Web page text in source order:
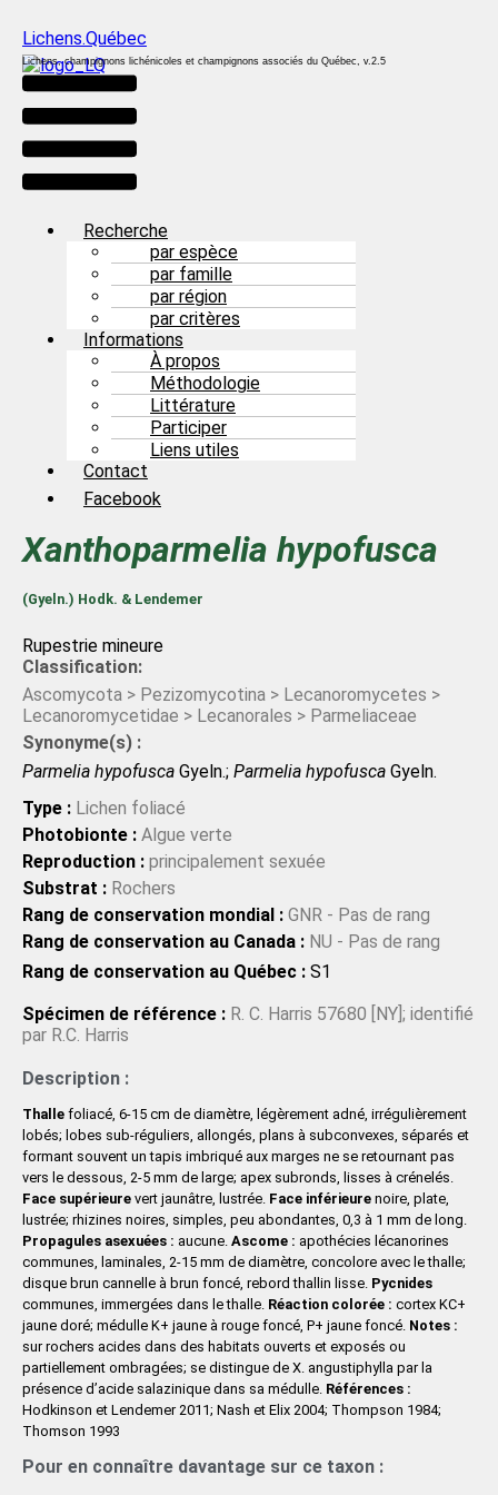
Lichens.Québec
Lichens, champignons lichénicoles et champignons associés du Québec, v.2.5
Menu
Recherche
par espèce
par famille
par région
par critères
Informations
À propos
Méthodologie
Littérature
Participer
Liens utiles
Contact
Facebook
Xanthoparmelia hypofusca
(Gyeln.) Hodk. & Lendemer
Rupestrie mineure
Classification:
Ascomycota > Pezizomycotina > Lecanoromycetes >
Lecanoromycetidae > Lecanorales > Parmeliaceae
Synonyme(s) :
Parmelia hypofusca Gyeln.; Parmelia hypofusca Gyeln.
Type : Lichen foliacé
Photobionte : Algue verte
Reproduction : principalement sexuée
Substrat : Rochers
Rang de conservation mondial : GNR - Pas de rang
Rang de conservation au Canada : NU - Pas de rang
Rang de conservation au Québec : S1
Spécimen de référence : R. C. Harris 57680 [NY]; identifié
par R.C. Harris
Description :
Thalle foliacé, 6-15 cm de diamètre, légèrement adné, irrégulièrement
lobés; lobes sub-réguliers, allongés, plans à subconvexes, séparés et
formant souvent un tapis imbriqué aux marges ne se retournant pas
vers le dessous, 2-5 mm de large; apex subronds, lisses à crénelés.
Face supérieure vert jaunâtre, lustrée. Face inférieure noire, plate,
lustrée; rhizines noires, simples, peu abondantes, 0,3 à 1 mm de long.
Propagules asexuées : aucune. Ascome : apothécies lécanorines
communes, laminales, 2-15 mm de diamètre, concolore avec le thalle;
disque brun cannelle à brun foncé, rebord thallin lisse. Pycnides
communes, immergées dans le thalle. Réaction colorée : cortex KC+
jaune doré; médulle K+ jaune à rouge foncé, P+ jaune foncé. Notes :
sur rochers acides dans des habitats ouverts et exposés ou
partiellement ombragées; se distingue de X. angustiphylla par la
présence d’acide salazinique dans sa médulle. Références :
Hodkinson et Lendemer 2011; Nash et Elix 2004; Thompson 1984;
Thomson 1993
Pour en connaître davantage sur ce taxon :